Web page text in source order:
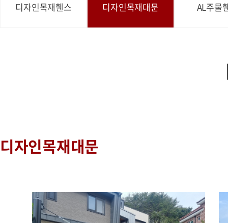
디자인목재휀스 디자인목재대문 AL주물
디자인목재대문